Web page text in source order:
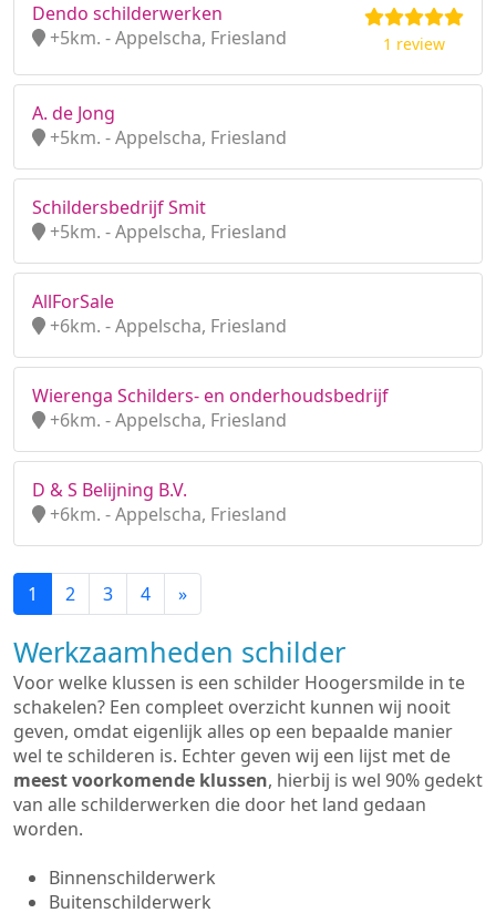
Dendo schilderwerken
+5km. - Appelscha, Friesland
1 review
A. de Jong
+5km. - Appelscha, Friesland
Schildersbedrijf Smit
+5km. - Appelscha, Friesland
AllForSale
+6km. - Appelscha, Friesland
Wierenga Schilders- en onderhoudsbedrijf
+6km. - Appelscha, Friesland
D & S Belijning B.V.
+6km. - Appelscha, Friesland
1 2 3 4 »
Werkzaamheden schilder
Voor welke klussen is een schilder Hoogersmilde in te
schakelen? Een compleet overzicht kunnen wij nooit
geven, omdat eigenlijk alles op een bepaalde manier
wel te schilderen is. Echter geven wij een lijst met de
meest voorkomende klussen, hierbij is wel 90% gedekt
van alle schilderwerken die door het land gedaan
worden.
Binnenschilderwerk
Buitenschilderwerk